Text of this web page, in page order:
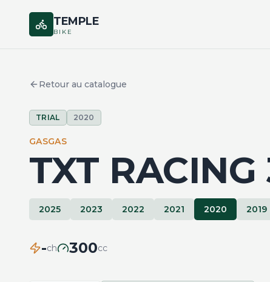
TEMPLE
BIKE
Retour au catalogue
TRIAL 2020
GASGAS
TXT
2025 2023 2022 2021 2020 2019
-ch 300cc